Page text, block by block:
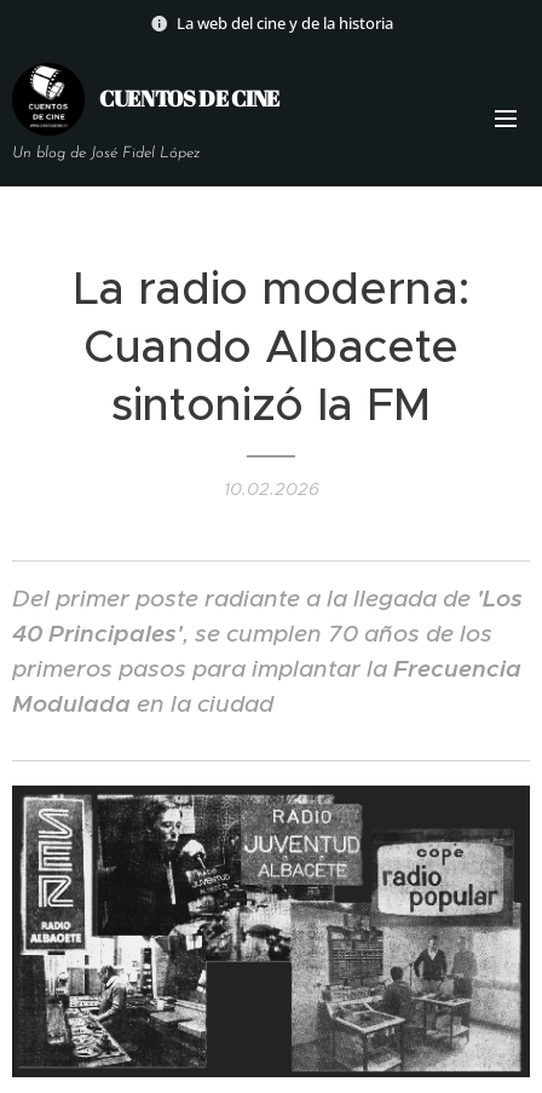
La web del cine y de la historia
CUENTOS DECINE
Un blog de José Fidel López
La radio moderna:
Cuando Albacete
sintonizó la FM
10.02.2026
Del primer poste radiante a la llegada de 'Los
40 Principales', se cumplen 70 años de los
primeros pasos para implantar la Frecuencia
Modulada en la ciudad